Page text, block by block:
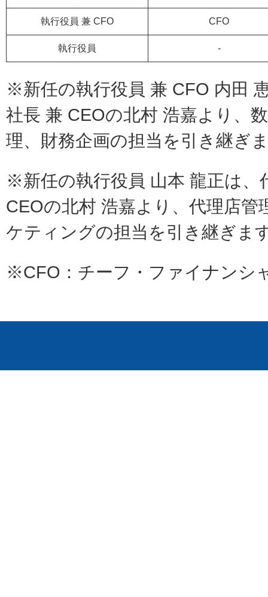
執行役員 兼 CFO CFO
執行役員 -
※新任の執行役員 兼 CFO 内田
社長 兼 CEOの北村 浩嘉より、
理、財務企画の担当を引き継ぎ
※新任の執行役員 山本 龍正は、
CEOの北村 浩嘉より、代理店
ケティングの担当を引き継ぎま
※CFO：チーフ・ファイナンシ